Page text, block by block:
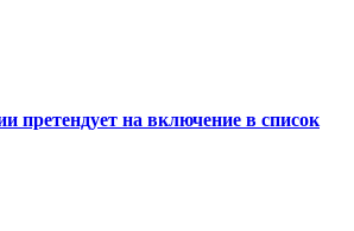
претендует на включение в список